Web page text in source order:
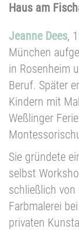
Haus am
Jeanne Dees,
München
in Rosenheim
Beruf. Später
Kindern mit
Weßlinger
Sie gründete
selbst
schließlich
Farbmalerei
privaten